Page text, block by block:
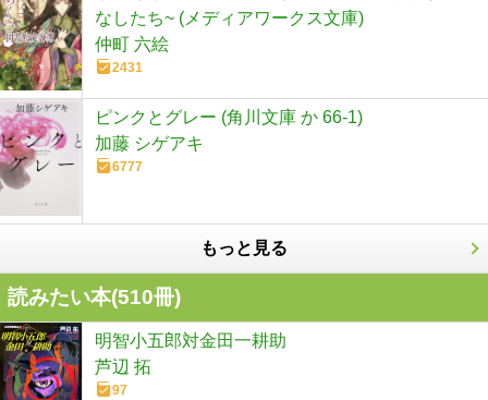
なしたち~ (メディアワークス文庫)
仲町 六絵
2431
ピンクとグレー (角川文庫 か 66-1)
加藤 シゲアキ
6777
もっと見る
読みたい本(510冊)
明智小五郎対金田一耕助
芦辺 拓
97